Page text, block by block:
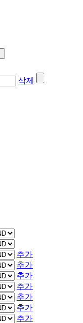
삭제
추가
추가
추가
추가
추가
추가
추가